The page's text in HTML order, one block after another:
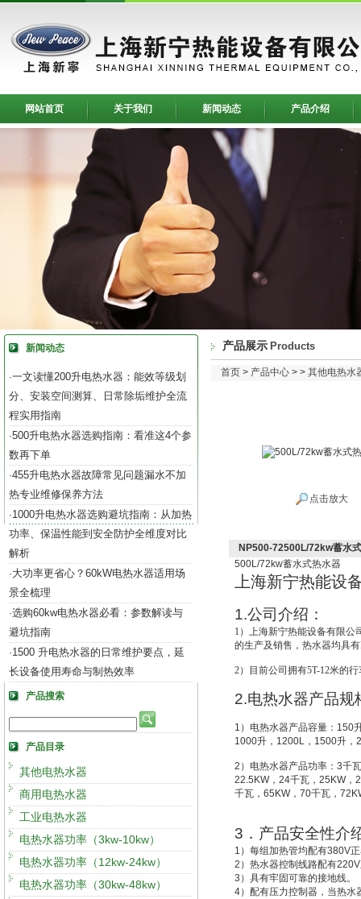
网站首页 关于我们 新闻动态 产品介绍
新闻动态
·一文读懂200升电热水器：能效等级划
分、安装空间测算、日常除垢维护全流
程实用指南
·500升电热水器选购指南：看准这4个参
数再下单
·455升电热水器故障常见问题漏水不加
热专业维修保养方法
·1000升电热水器选购避坑指南：从加热
功率、保温性能到安全防护全维度对比
解析
·大功率更省心？60kW电热水器适用场
景全梳理
·选购60kw电热水器必看：参数解读与
避坑指南
·1500 升电热水器的日常维护要点，延
长设备使用寿命与制热效率
产品搜索
产品目录
其他电热水器
商用电热水器
工业电热水器
电热水器功率（3kw-10kw）
电热水器功率（12kw-24kw）
电热水器功率（30kw-48kw）
产品展示 Products
首页 > 产品中心 > > 其他电热水
点击放大
NP500-72500L/72kw蓄水
500L/72kw蓄水式热水器
上海新宁热能设
1.公司介绍：
1 ）上海新宁热能设备有限公
的生产及销售，热水器均具
2）目前公司拥有5T-12米的
2.电热水器产品规
1 ）电热水器产品容量： 150
1000升 ， 1200L ， 1500升 ，
2 ）电热水器产品功率： 3千
22.5KW， 24千瓦， 25KW，
千瓦， 65KW， 70千瓦，
3 ．产品安全性介
1 ）每组加热管均配有380V
2 ）热水器控制线路配有220V
3 ）具有牢固可靠的接地线。
4）配有压力控制器，当热水